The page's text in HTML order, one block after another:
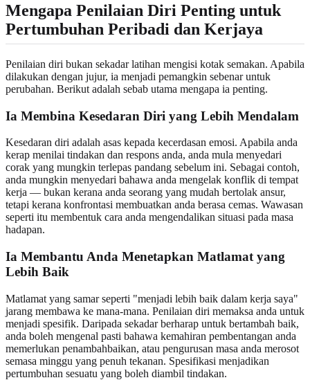
Mengapa Penilaian Diri Penting untuk
Pertumbuhan Peribadi dan Kerjaya
Penilaian diri bukan sekadar latihan mengisi kotak semakan. Apabila
dilakukan dengan jujur, ia menjadi pemangkin sebenar untuk
perubahan. Berikut adalah sebab utama mengapa ia penting.
Ia Membina Kesedaran Diri yang Lebih Mendalam
Kesedaran diri adalah asas kepada kecerdasan emosi. Apabila anda
kerap menilai tindakan dan respons anda, anda mula menyedari
corak yang mungkin terlepas pandang sebelum ini. Sebagai contoh,
anda mungkin menyedari bahawa anda mengelak konflik di tempat
kerja — bukan kerana anda seorang yang mudah bertolak ansur,
tetapi kerana konfrontasi membuatkan anda berasa cemas. Wawasan
seperti itu membentuk cara anda mengendalikan situasi pada masa
hadapan.
Ia Membantu Anda Menetapkan Matlamat yang
Lebih Baik
Matlamat yang samar seperti "menjadi lebih baik dalam kerja saya"
jarang membawa ke mana-mana. Penilaian diri memaksa anda untuk
menjadi spesifik. Daripada sekadar berharap untuk bertambah baik,
anda boleh mengenal pasti bahawa kemahiran pembentangan anda
memerlukan penambahbaikan, atau pengurusan masa anda merosot
semasa minggu yang penuh tekanan. Spesifikasi menjadikan
pertumbuhan sesuatu yang boleh diambil tindakan.